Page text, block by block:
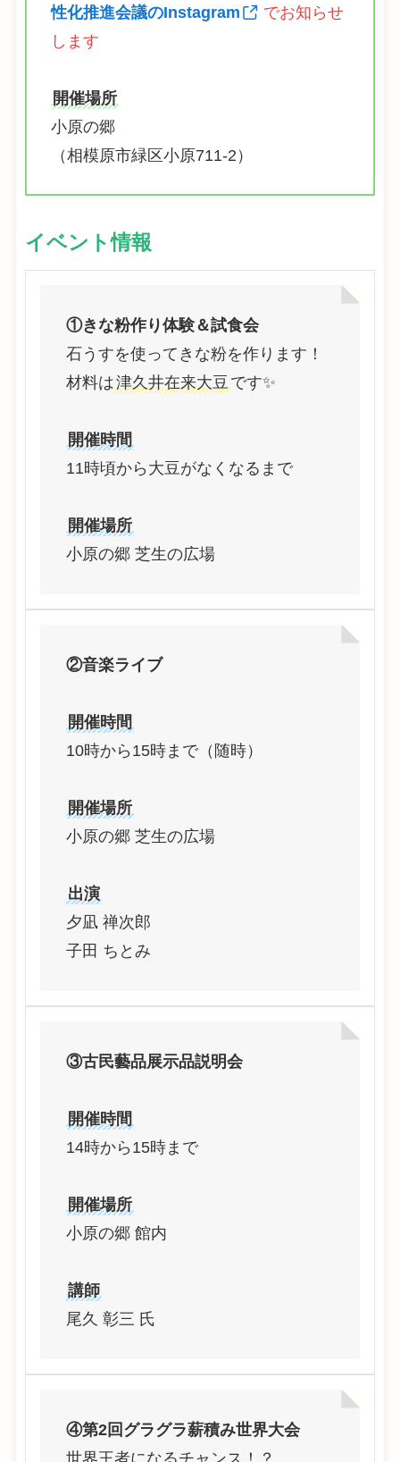
性化推進会議のInstagram
でお知らせ
します
開催場所
小原の郷
（相模原市緑区小原711-2）
イベント情報
①きな粉作り体験＆試食会
石うすを使ってきな粉を作ります！
材料は津久井在来大豆 です✨
開催時間
11時頃から大豆がなくなるまで
開催場所
小原の郷 芝生の広場
②音楽ライブ
開催時間
10時から15時まで（随時）
開催場所
小原の郷 芝生の広場
出演
夕凪 禅次郎
子田 ちとみ
③古民藝品展示品説明会
開催時間
14時から15時まで
開催場所
小原の郷 館内
講師
尾久 彰三 氏
④第2回グラグラ薪積み世界大会